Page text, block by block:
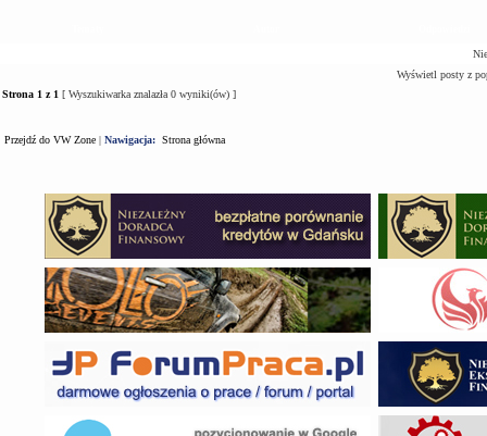
Wyświetl posty z
Strona 1 z 1 [ Wyszukiwarka znalazła 0 wyniki(ów) ]
Przejdź do VW Zone | Nawigacja: Strona główna